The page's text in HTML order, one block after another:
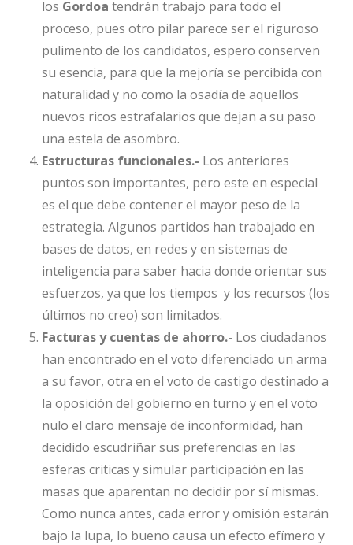
los Gordoa tendrán trabajo para todo el
proceso, pues otro pilar parece ser el riguroso
pulimento de los candidatos, espero conserven
su esencia, para que la mejoría se percibida con
naturalidad y no como la osadía de aquellos
nuevos ricos estrafalarios que dejan a su paso
una estela de asombro.
Estructuras funcionales.- Los anteriores
puntos son importantes, pero este en especial
es el que debe contener el mayor peso de la
estrategia. Algunos partidos han trabajado en
bases de datos, en redes y en sistemas de
inteligencia para saber hacia donde orientar sus
esfuerzos, ya que los tiempos y los recursos (los
últimos no creo) son limitados.
Facturas y cuentas de ahorro.- Los ciudadanos
han encontrado en el voto diferenciado un arma
a su favor, otra en el voto de castigo destinado a
la oposición del gobierno en turno y en el voto
nulo el claro mensaje de inconformidad, han
decidido escudriñar sus preferencias en las
esferas criticas y simular participación en las
masas que aparentan no decidir por sí mismas.
Como nunca antes, cada error y omisión estarán
bajo la lupa, lo bueno causa un efecto efímero y